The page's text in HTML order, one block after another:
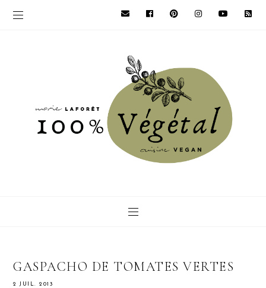
GASPACHO DE TOMATES VERTES
2 JUIL. 2013